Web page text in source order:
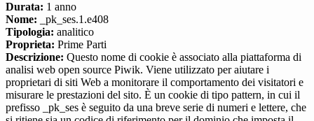
Durata: 1 anno
Nome: _pk_ses.1.e408
Tipologia: analitico
Proprieta: Prime Parti
Descrizione: Questo nome di cookie è associato alla piattaforma di
analisi web open source Piwik. Viene utilizzato per aiutare i
proprietari di siti Web a monitorare il comportamento dei visitatori e
misurare le prestazioni del sito. È un cookie di tipo pattern, in cui il
prefisso _pk_ses è seguito da una breve serie di numeri e lettere, che